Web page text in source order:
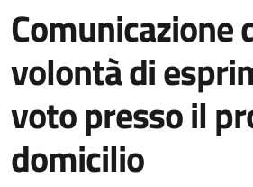
Comunicazione
volontà di
voto presso il
domicilio